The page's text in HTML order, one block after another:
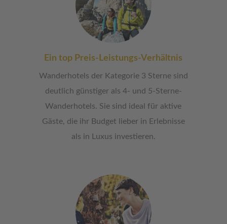
Ein top Preis-Leistungs-Verhältnis
Wanderhotels der Kategorie 3 Sterne sind
deutlich günstiger als 4- und 5-Sterne-
Wanderhotels. Sie sind ideal für aktive
Gäste, die ihr Budget lieber in Erlebnisse
als in Luxus investieren.